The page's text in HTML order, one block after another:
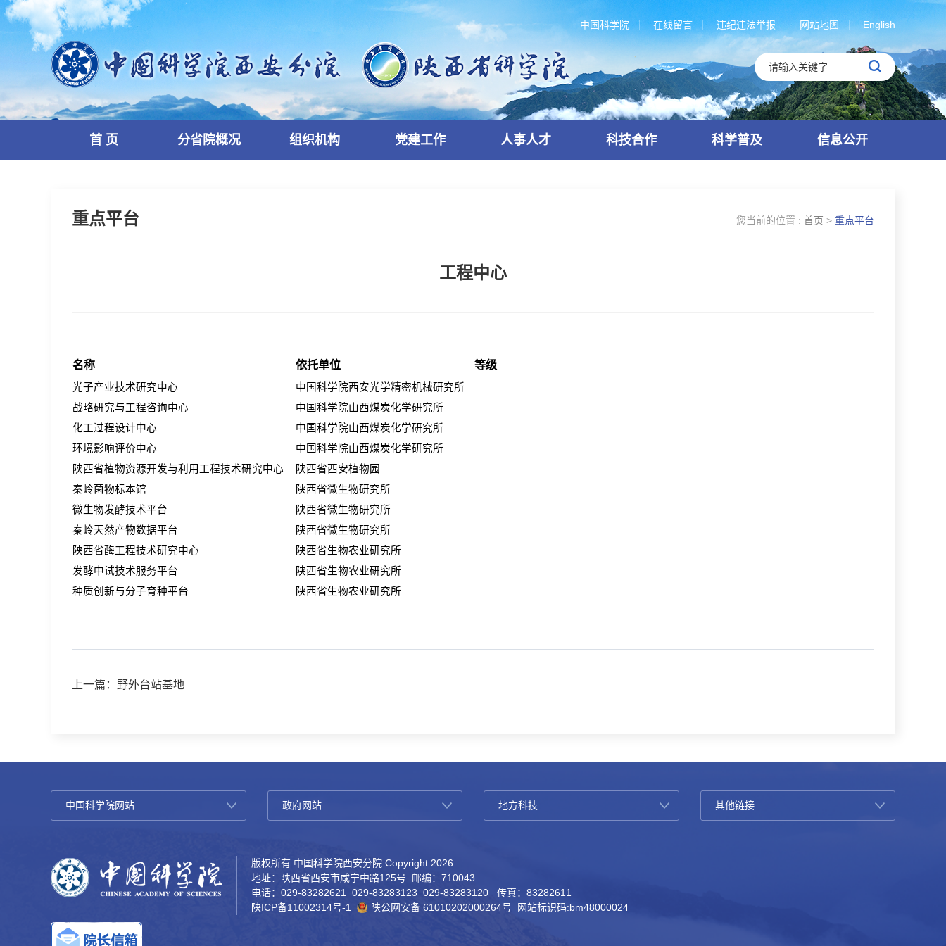
中国科学院 在线留言 违纪违法举报 网站地图 English
首 页 分省院概况 组织机构 党建工作 人事人才 科技合作 科学普及 信息公开
重点平台 您当前的位置 : 首页 > 重点平台
工程中心
名称 依托单位 等级
光子产业技术研究中心
中国科学院西安光学精密机械研究所
战略研究与工程咨询中心
中国科学院山西煤炭化学研究所
化工过程设计中心
中国科学院山西煤炭化学研究所
环境影响评价中心
中国科学院山西煤炭化学研究所
陕西省植物资源开发与利用工程技术研究中心
陕西省西安植物园
秦岭菌物标本馆
陕西省微生物研究所
微生物发酵技术平台
陕西省微生物研究所
秦岭天然产物数据平台
陕西省微生物研究所
陕西省酶工程技术研究中心
陕西省生物农业研究所
发酵中试技术服务平台
陕西省生物农业研究所
种质创新与分子育种平台
陕西省生物农业研究所
上一篇：野外台站基地
版权所有:中国科学院西安分院 Copyright. 2026
地址：陕西省西安市咸宁中路125号 邮编：710043
电话：029-83282621 029-83283123 029-83283120 传真：83282611
陕ICP备11002314号-1
陕公网安备 61010202000264号 网站标识码:bm48000024